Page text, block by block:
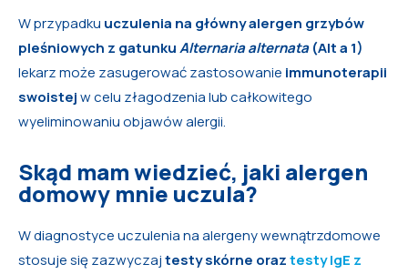
W przypadku uczulenia na główny alergen grzybów
pleśniowych z gatunkuAlternaria alternata(Alt a 1)
lekarz może zasugerować zastosowanie immunoterapii
swoistejw celu złagodzenia lub całkowitego
wyeliminowaniu objawów alergii.
Skąd mam wiedzieć, jaki alergen
domowy mnie uczula?
W diagnostyce uczulenia na alergeny wewnątrzdomowe
stosuje się zazwyczajtesty skórne oraztesty IgE z